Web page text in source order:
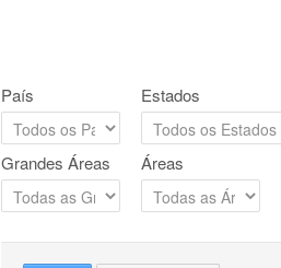
País Estados
Grandes Áreas Áreas